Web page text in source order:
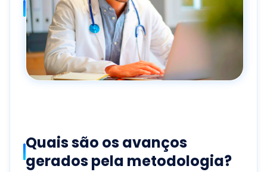
Quais são os avanços
gerados pela metodologia?